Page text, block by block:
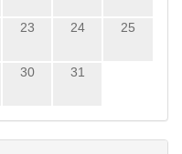
23 24 25
30 31